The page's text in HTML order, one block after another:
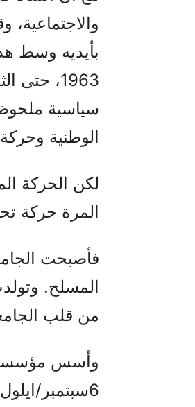
والاجتماعية،
بأيديه وسط
سياسية
الوطنية
لكن الحركة
المرة حركة
فأصبحت
المسلح.
من قلب
وأسس مؤسسو